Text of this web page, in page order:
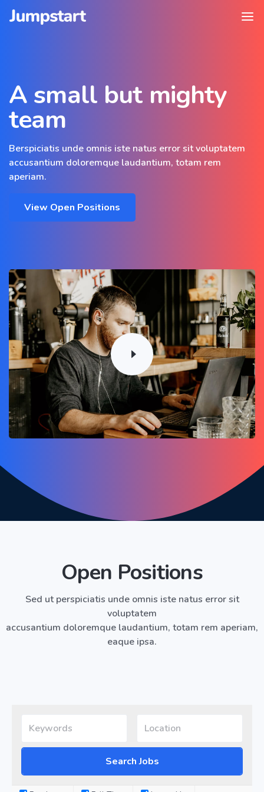
A small but mighty
team
Berspiciatis unde omnis iste natus error sit voluptatem
accusantium doloremque laudantium, totam rem
aperiam.
View Open Positions
Open Positions
Sed ut perspiciatis unde omnis iste natus error sit
voluptatem
accusantium doloremque laudantium, totam rem aperiam,
eaque ipsa.